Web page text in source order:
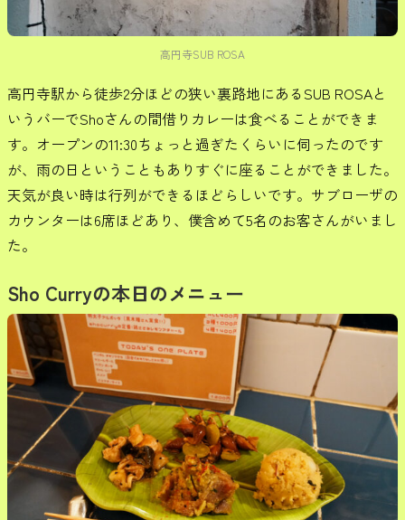
高円寺SUB ROSA
高円寺駅から徒歩2分ほどの狭い裏路地にあるSUB ROSAと
いうバーでShoさんの間借りカレーは食べることができま
す。オープンの11:30ちょっと過ぎたくらいに伺ったのです
が、雨の日ということもありすぐに座ることができました。
天気が良い時は行列ができるほどらしいです。サブローザの
カウンターは6席ほどあり、僕含めて5名のお客さんがいまし
た。
Sho Curryの本日のメニュー